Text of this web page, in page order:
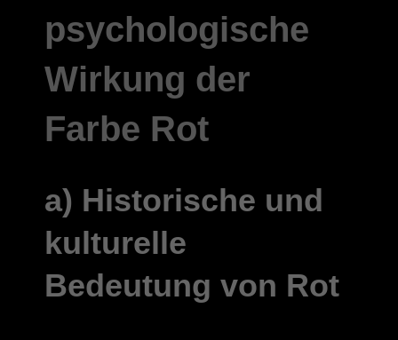
psychologische
Wirkung der
Farbe Rot
a) Historische und
kulturelle
Bedeutung von Rot